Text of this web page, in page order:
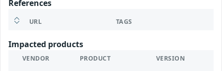
References
URL TAGS
Impacted products
VENDOR PRODUCT VERSION